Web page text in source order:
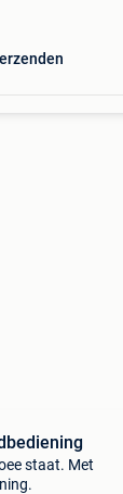
staat. Met